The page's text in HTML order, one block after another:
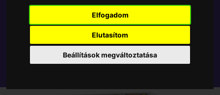
Elfogadom
Elutasítom
Beállítások megváltoztatása